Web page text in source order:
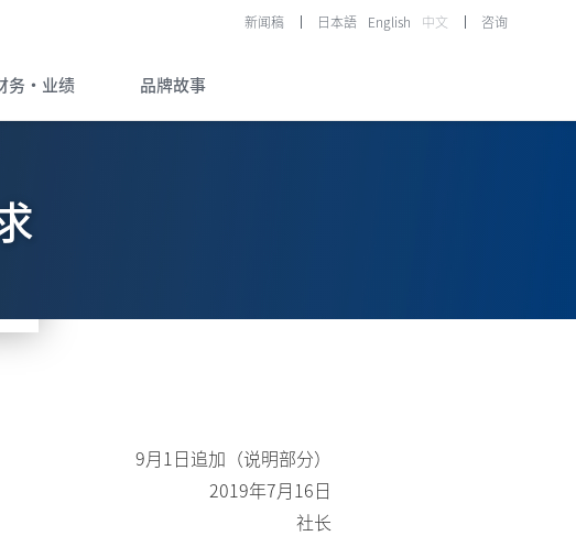
务・业绩 品牌故事
页
研发故事
Melatobel
新闻稿 日本語 English 中文 咨询
9月1日追加（说明部分）
2019年7月16日
社长